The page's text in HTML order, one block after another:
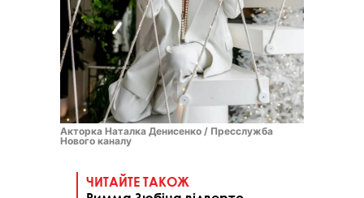
Акторка Наталка Денисенко / Пресслужба
Нового каналу
ЧИТАЙТЕ ТАКОЖ